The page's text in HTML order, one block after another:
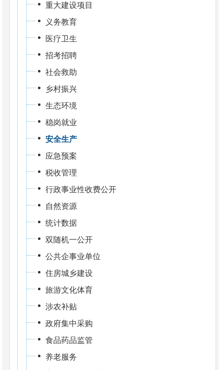
重大建设项目
义务教育
医疗卫生
招考招聘
社会救助
乡村振兴
生态环境
稳岗就业
安全生产
应急预案
税收管理
行政事业性收费公开
自然资源
统计数据
双随机一公开
公共企事业单位
住房城乡建设
旅游文化体育
涉农补贴
政府集中采购
食品药品监管
养老服务